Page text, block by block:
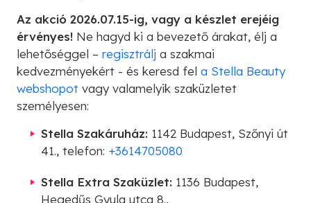
Az akció 2026.07.15-ig, vagy a készlet erejéig
érvényes! Ne hagyd ki a bevezető árakat, élj a
lehetőséggel – regisztrálj a szakmai
kedvezményekért - és keresd fel a Stella Beauty
webshopot vagy valamelyik szaküzletet
személyesen:
Stella Szakáruház: 1142 Budapest, Szőnyi út
41., telefon: +3614705080
Stella Extra Szaküzlet: 1136 Budapest,
Hegedűs Gyula utca 8.,